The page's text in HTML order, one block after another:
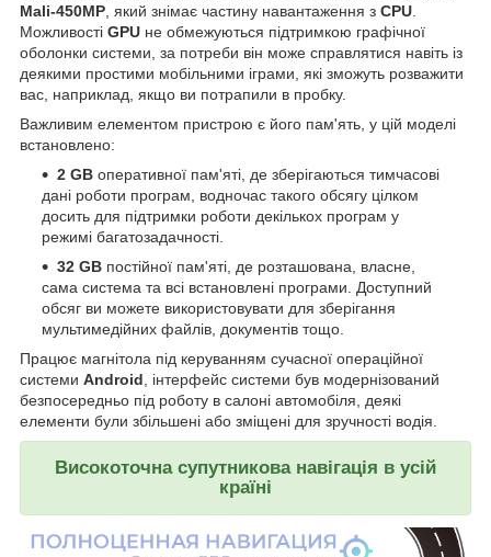
Mali-450MP , який знімає частину навантаження з CPU
Можливості GPU не обмежуються підтримкою графічної
оболонки системи, за потреби він може справлятися навіть із
деякими простими мобільними іграми, які зможуть розважити
вас, наприклад, якщо ви потрапили в пробку.
Важливим елементом пристрою є його пам'ять, у цій моделі
встановлено:
2 GB оперативної пам'яті, де зберігаються тимчасові
дані роботи програм, водночас такого обсягу цілком
досить для підтримки роботи декількох програм у
режимі багатозадачності.
32 GB постійної пам'яті, де розташована, власне,
сама система та всі встановлені програми. Доступний
обсяг ви можете використовувати для зберігання
мультимедійних файлів, документів тощо.
Працює магнітола під керуванням сучасної операційної
системи Android , інтерфейс системи був модернізований
безпосередньо під роботу в салоні автомобіля, деякі
елементи були збільшені або зміщені для зручності водія.
Високоточна супутникова навігація в усій
країні